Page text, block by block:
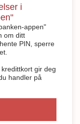
i
appen"
om ditt
PIN, sperre
gir deg
handler på